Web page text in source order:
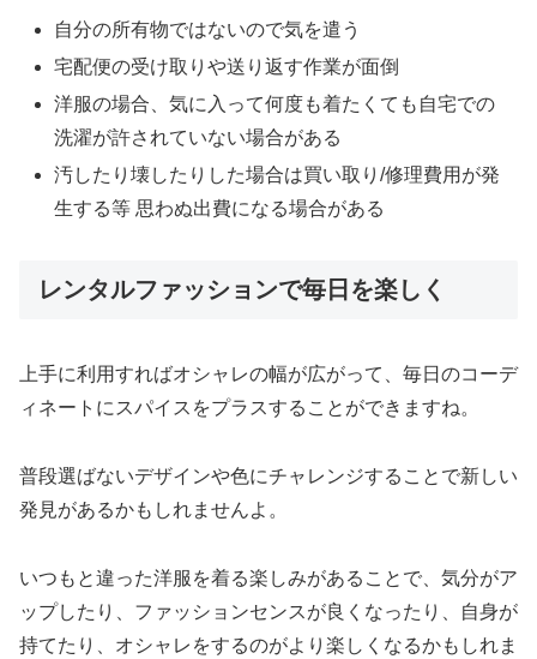
自分の所有物ではないので気を遣う
宅配便の受け取りや送り返す作業が面倒
洋服の場合、気に入って何度も着たくても自宅での
洗濯が許されていない場合がある
汚したり壊したりした場合は買い取り/修理費用が発
生する等 思わぬ出費になる場合がある
レンタルファッションで毎日を楽しく
上手に利用すればオシャレの幅が広がって、毎日のコーデ
ィネートにスパイスをプラスすることができますね。
普段選ばないデザインや色にチャレンジすることで新しい
発見があるかもしれませんよ。
いつもと違った洋服を着る楽しみがあることで、気分がア
ップしたり、ファッションセンスが良くなったり、自身が
持てたり、オシャレをするのがより楽しくなるかもしれま